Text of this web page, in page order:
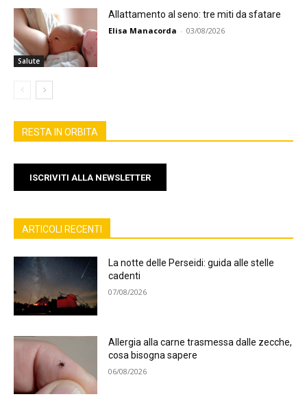
Salute
Allattamento al seno: tre miti da sfatare
Elisa Manacorda - 03/08/2026
RESTA IN ORBITA
ISCRIVITI ALLA NEWSLETTER
ARTICOLI RECENTI
La notte delle Perseidi: guida alle stelle
cadenti
07/08/2026
Allergia alla carne trasmessa dalle zecche,
cosa bisogna sapere
06/08/2026